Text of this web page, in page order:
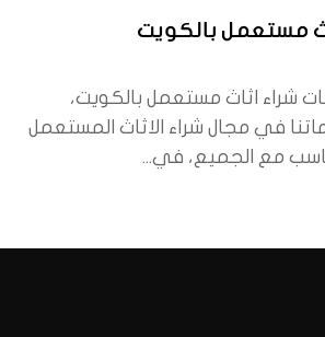
مستعمل بالكويت
شراء اثاث مستعمل بالكويت،
في مجال شراء الاثاث المستعمل
مع الجميع، في...